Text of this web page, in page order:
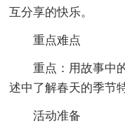
互分享的快乐。
重点难点
重点：用故事中
述中了解春天的季节
活动准备